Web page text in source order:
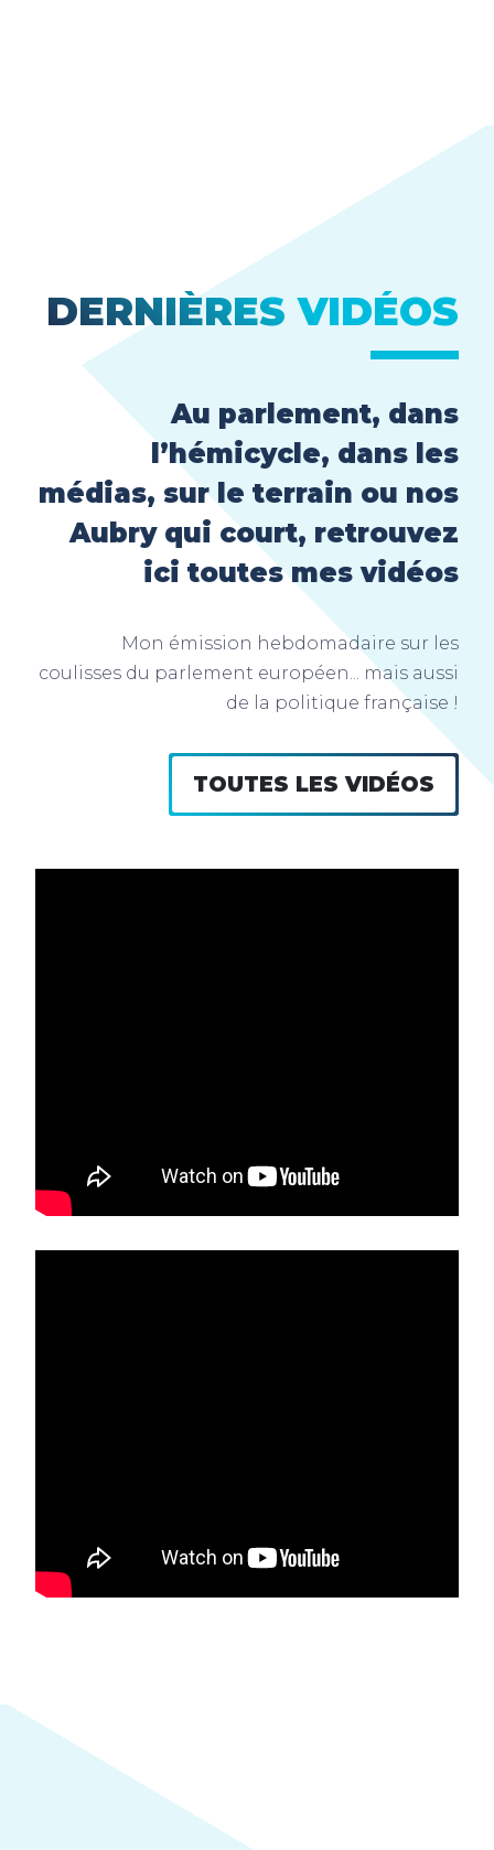
DERNIÈRES VIDÉOS
Au parlement, dans
l’hémicycle, dans les
médias, sur le terrain ou nos
Aubry qui court, retrouvez
ici toutes mes vidéos
Mon émission hebdomadaire sur les
coulisses du parlement européen... mais aussi
de la politique française !
TOUTES LES VIDÉOS